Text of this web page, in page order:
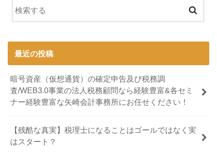
最近の投稿
暗号資産（仮想通貨）の確定申告及び税務調
査/WEB3.0事業の法人税務顧問なら経験豊富&各セミ
ナー経験豊富な矢崎会計事務所にお任せください！
【残酷な真実】税理士になることはゴールではなく実
はスタート？